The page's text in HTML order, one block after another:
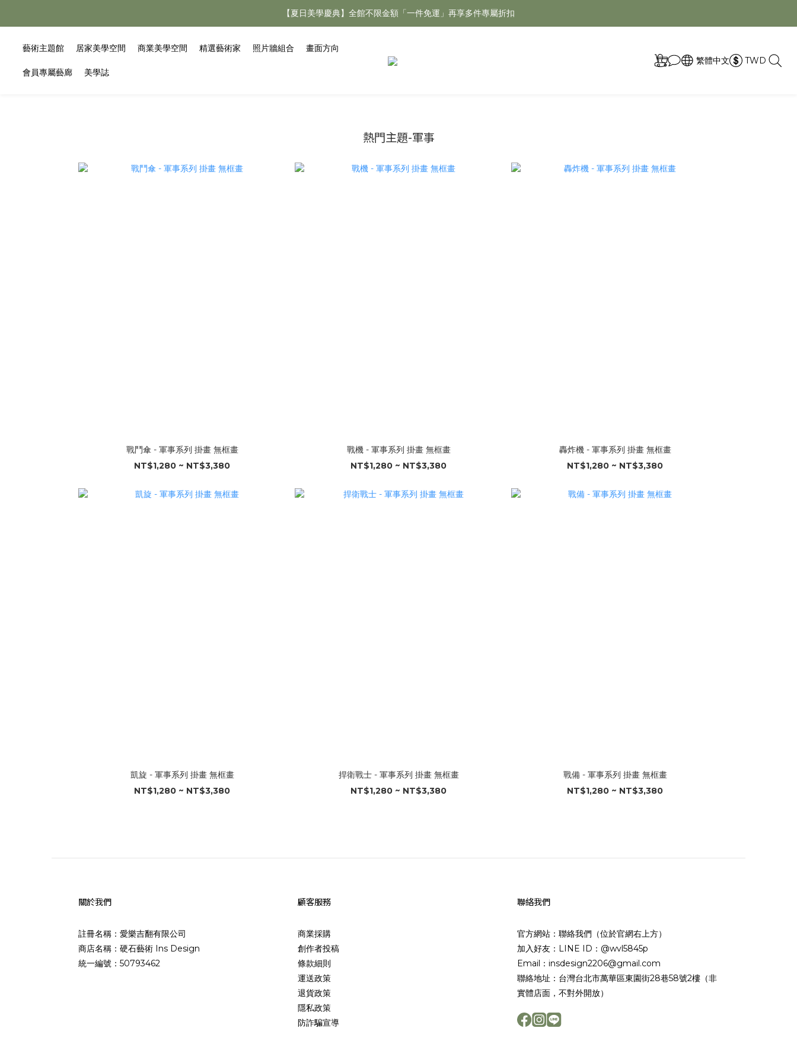
【夏日美學慶典】全館不限金額「一件免運」再享多件專屬折扣
【夏日美學慶典】全館不限金額「一件免運」再享多件專屬折扣
【夏日美學慶典】全館不限金額「一件免運」再享多件專屬折扣
藝術主題館 居家美學空間 商業美學空間 精選藝術家 照片牆組合 畫面方向
會員專屬藝廊 美學誌
繁體中文 TWD
熱門主題-軍事
戰鬥傘 - 軍事系列 掛畫 無框畫
NT$1,280 ~ NT$3,380
戰機 - 軍事系列 掛畫 無框畫
NT$1,280 ~ NT$3,380
轟炸機 - 軍事系列 掛畫 無框畫
NT$1,280 ~ NT$3,380
凱旋 - 軍事系列 掛畫 無框畫
NT$1,280 ~ NT$3,380
捍衛戰士 - 軍事系列 掛畫 無框畫
NT$1,280 ~ NT$3,380
戰備 - 軍事系列 掛畫 無框畫
NT$1,280 ~ NT$3,380
關於我們
註冊名稱：愛樂吉翻有限公司
商店名稱：硬石藝術 Ins Design
統一編號：50793462
顧客服務
商業採購
創作者投稿
條款細則
運送政策
退貨政策
隱私政策
防詐騙宣導
聯絡我們
官方網站：聯絡我們（位於官網右上方）
加入好友：LINE ID：@wvl5845p
Email：insdesign2206@gmail.com
聯絡地址：台灣台北市萬華區東園街28巷58號2樓（非
實體店面，不對外開放）